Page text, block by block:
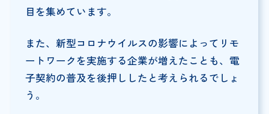
目を集めています。
また、新型コロナウイルスの影響によってリモ
ートワークを実施する企業が増えたことも、電
子契約の普及を後押ししたと考えられるでしょ
う。